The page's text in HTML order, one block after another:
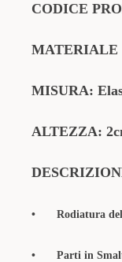
CODICE
MATERIALE
MISURA:
ALTEZZA:
• Rodiatura
• Parti in